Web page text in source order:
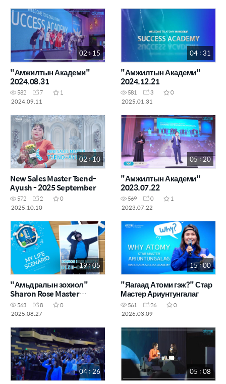
02 : 15
"Амжилтын Академи"
2024.08.31
582 7
1
2024.09.11
04 : 31
"Амжилтын Академи"
2024.12.21
581 3
0
2025.01.31
02 : 10
New Sales Master Tsend-
Ayush - 2025 September
572 2
0
2025.10.10
05 : 20
"Амжилтын Академи"
2023.07.22
569 0
1
2023.07.22
19 : 05
"Амьдралын зохиол"
Sharon Rose Master
Д.Өлзий-Орших
563 8
0
2025.08.27
15 : 00
"Яагаад Атоми гэж?" Стар
Мастер Ариунтунгалаг
561 26
0
2026.03.09
04 : 26 05 : 08